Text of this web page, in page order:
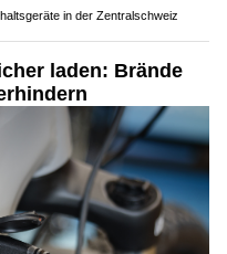
in der Zentralschweiz
laden: Brände